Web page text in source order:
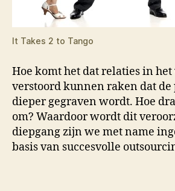
It Takes 2 to Tango
Hoe komt het dat relaties in
verstoord kunnen raken dat de
dieper gegraven wordt. Hoe
om? Waardoor wordt dit
diepgang zijn we met name
basis van succesvolle